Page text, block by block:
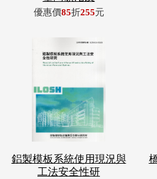
優惠價85折255元
鋁製模板系統使用現況與
工法安全性研